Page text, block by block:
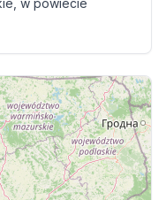
w powiecie